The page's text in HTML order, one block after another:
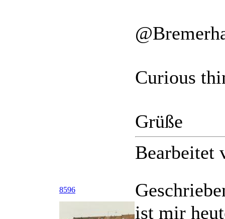
Curious
Grüße
Bearbeitet
8596
ist mir